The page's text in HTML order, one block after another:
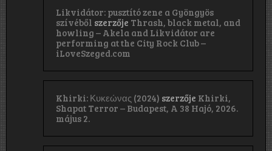
Likvidátor: pusztító zene a Gyöngyös
szívéből szerzője Thrash, black metal, and
howling – Akela and Likvidátor are
performing at the City Rock Club –
iLoveSzeged.com
Khirki: Κ​υ​κ​ε​ώ​ν​α​ς (2024) szerzője Khirki,
Shapat Terror – Budapest, A 38 Hajó, 2026.
május 2.